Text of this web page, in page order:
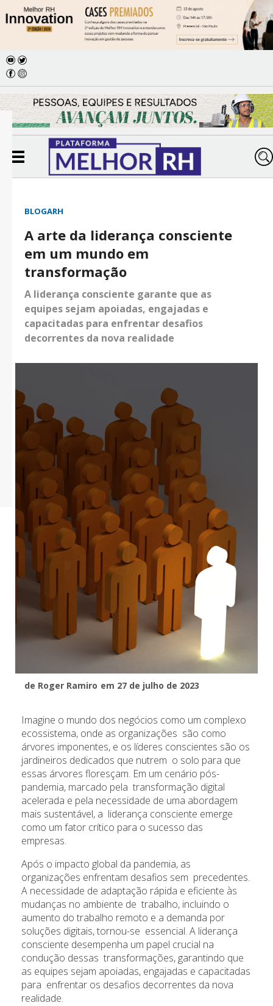
BLOGARH
A arte da liderança consciente
em um mundo em
transformação
A liderança consciente garante que as
equipes sejam apoiadas, engajadas e
capacitadas para enfrentar desafios
decorrentes da nova realidade
de Roger Ramiro em 27 de julho de 2023
Imagine o mundo dos negócios como um complexo
ecossistema, onde as organizações são como
árvores imponentes, e os líderes conscientes são os
jardineiros dedicados que nutrem o solo para que
essas árvores floresçam. Em um cenário pós-
pandemia, marcado pela transformação digital
acelerada e pela necessidade de uma abordagem
mais sustentável, a liderança consciente emerge
como um fator crítico para o sucesso das
empresas.
Após o impacto global da pandemia, as
organizações enfrentam desafios sem precedentes.
A necessidade de adaptação rápida e eficiente às
mudanças no ambiente de trabalho, incluindo o
aumento do trabalho remoto e a demanda por
soluções digitais, tornou-se essencial. A liderança
consciente desempenha um papel crucial na
condução dessas transformações, garantindo que
as equipes sejam apoiadas, engajadas e capacitadas
para enfrentar os desafios decorrentes da nova
realidade.